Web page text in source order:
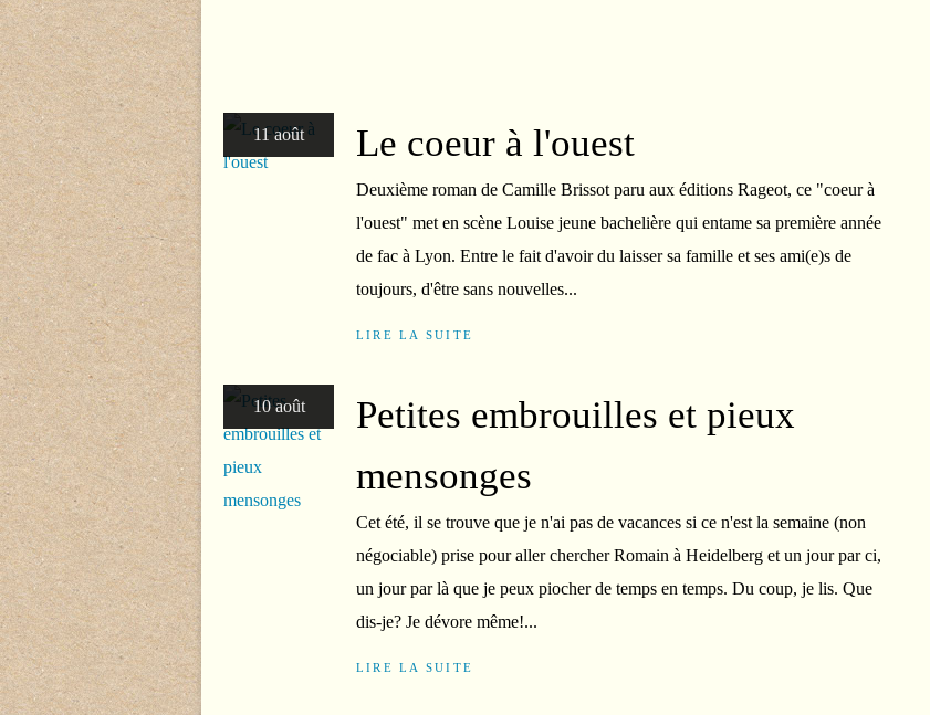
11 août Le coeur à l'ouest
Deuxième roman de Camille Brissot paru aux éditions Rageot, ce "coeur à
l'ouest" met en scène Louise jeune bachelière qui entame sa première année
de fac à Lyon. Entre le fait d'avoir du laisser sa famille et ses ami(e)s de
toujours, d'être sans nouvelles...
LIRE LA SUITE
10 août
Petites embrouilles et pieux
mensonges
Cet été, il se trouve que je n'ai pas de vacances si ce n'est la semaine (non
négociable) prise pour aller chercher Romain à Heidelberg et un jour par ci,
un jour par là que je peux piocher de temps en temps. Du coup, je lis. Que
dis-je? Je dévore même!...
LIRE LA SUITE